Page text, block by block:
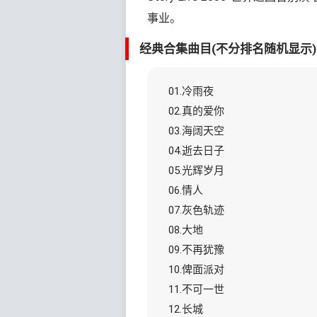
事业。
经典合集曲目(不分排名随机显示
01.冷雨夜
02.真的爱你
03.海阔天空
04.逝去日子
05.光辉岁月
06.情人
07.灰色轨迹
08.大地
09.不再犹豫
10.俾面派对
11.不可一世
12.长城